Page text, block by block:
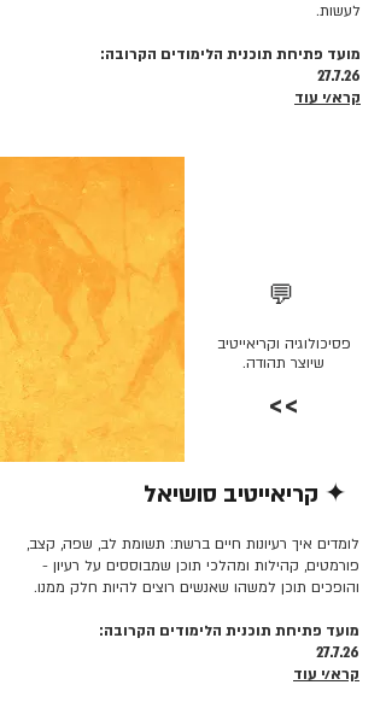
לעשות.
מועד פתיחת תוכנית הלימודים הקרובה:
27.7.26
קרא/י עוד
💬
פסיכולוגיה וקריאייטיב
שיוצר תהודה.
>>
✦ קריאייטיב סושיאל
לומדים איך רעיונות חיים ברשת: תשומת לב, שפה, קצב,
פורמטים, קהילות ומהלכי תוכן שמבוססים על רעיון -
והופכים תוכן למשהו שאנשים רוצים להיות חלק ממנו.
מועד פתיחת תוכנית הלימודים הקרובה:
27.7.26
קרא/י עוד